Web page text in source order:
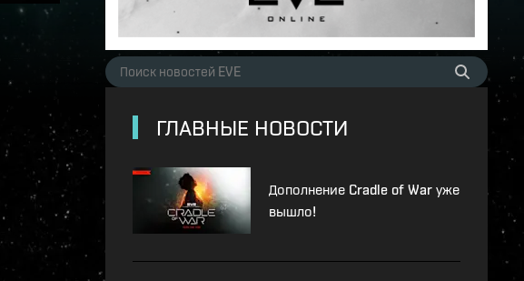
ГЛАВНЫЕ НОВОСТИ
Дополнение Cradle of War уже
вышло!